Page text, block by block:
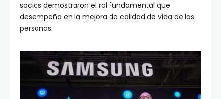
socios demostraron el rol fundamental que
desempeña en la mejora de calidad de vida de las
personas.